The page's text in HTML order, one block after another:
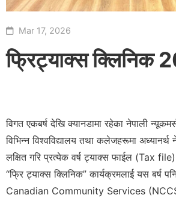
Mar 17, 2026
फ्रिट्याक्स क्लिनिक
विगत एकबर्ष देखि क्यानडामा रहेका नेपाली
विभिन्न विश्वविद्यालय तथा कलेजहरूमा अध्यानर्थ
लक्षित गरि प्रत्येक वर्ष ट्याक्स फाईल (Tax file)
“फ्रि ट्याक्स क्लिनिक” कार्यक्रमलाई यस बर्ष
Canadian Community Services (NCCS)